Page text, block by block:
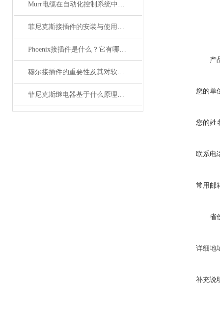
Murr电缆在自动化控制系统中的应用
菲尼克斯接插件的安装与使用技巧
Phoenix接插件是什么？它有哪些应用？
穆尔接插件的重要性及其对软件开发的影响
菲尼克斯继电器基于什么原理工作？
产
您的单
您的姓
联系电
常用邮
省
详细地
补充说